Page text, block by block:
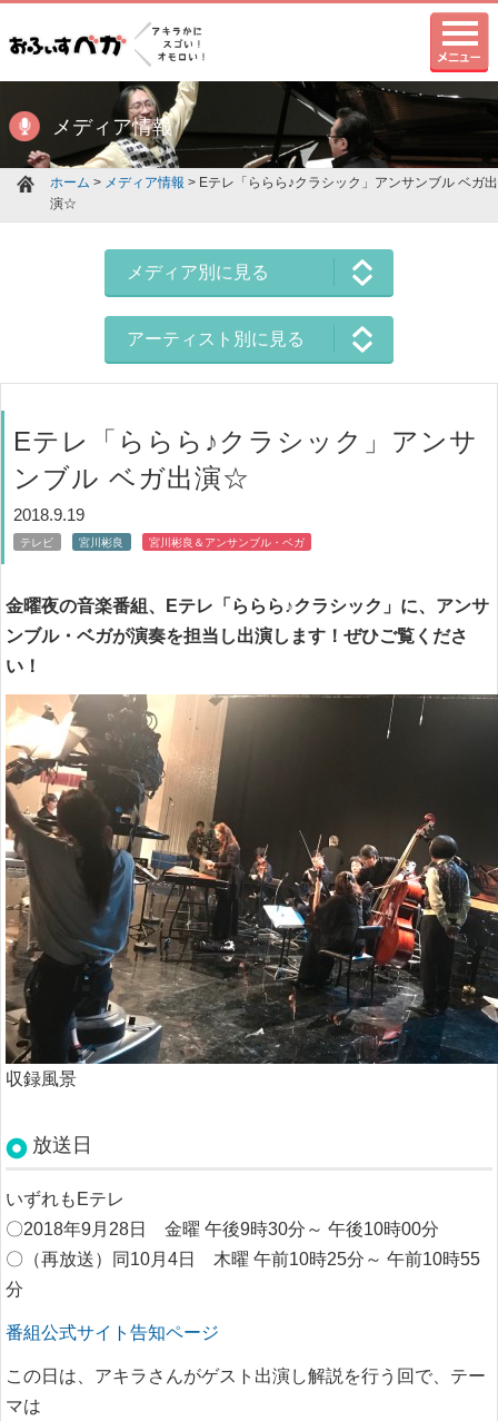
メディア情報
ホーム > メディア情報 > Eテレ「ららら♪クラシック」アンサンブル ベガ出
演☆
メディア別に見る
アーティスト別に見る
Eテレ「ららら♪クラシック」アンサ
ンブル ベガ出演☆
2018.9.19
テレビ 宮川彬良 宮川彬良＆アンサンブル・ベガ
金曜夜の音楽番組、Eテレ「ららら♪クラシック」に、アンサ
ンブル・ベガが演奏を担当し出演します！ぜひご覧くださ
い！
収録風景
放送日
いずれもEテレ
〇2018年9月28日 金曜 午後9時30分～ 午後10時00分
〇（再放送）同10月4日 木曜 午前10時25分～ 午前10時55
分
番組公式サイト告知ページ
この日は、アキラさんがゲスト出演し解説を行う回で、テー
マは